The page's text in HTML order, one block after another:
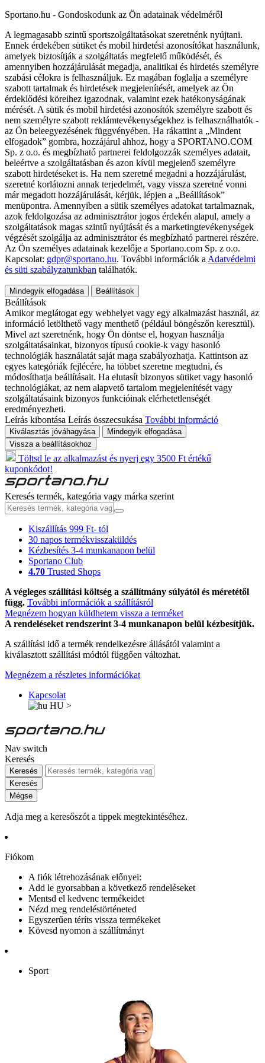
Sportano.hu - Gondoskodunk az Ön adatainak védelméről
A legmagasabb szintű sportszolgáltatásokat szeretnénk nyújtani.
Ennek érdekében sütiket és mobil hirdetési azonosítókat használunk,
amelyek biztosítják a szolgáltatás megfelelő működését, és
amennyiben hozzájárulását megadja, analitikai és hirdetés személyre
szabási célokra is felhasználjuk. Ez magában foglalja a személyre
szabott tartalmak és hirdetések megjelenítését, amelyek az Ön
érdeklődési köreihez igazodnak, valamint ezek hatékonyságának
mérését. A sütik és mobil hirdetési azonosítók személyre szabott és
nem személyre szabott reklámtevékenységekhez is felhasználhatók -
az Ön beleegyezésének függvényében. Ha rákattint a „Mindent
elfogadok” gombra, hozzájárul ahhoz, hogy a SPORTANO.COM
Sp. z o.o. és megbízható partnerei feldolgozzák személyes adatait,
beleértve a szolgáltatásban és azon kívül megjelenő személyre
szabott hirdetéseket is. Ha nem szeretné megadni a hozzájárulást,
szeretné korlátozni annak terjedelmét, vagy vissza szeretné vonni
már megadott hozzájárulását, kérjük, lépjen a „Beállítások”
menüpontra. Amennyiben a sütik személyes adatokat tartalmaznak,
azok feldolgozása az adminisztrátor jogos érdekén alapul, amely a
szolgáltatások magas szintű nyújtását és a marketingtevékenységek
végzését szolgálja az adminisztrátor és megbízható partnerei részére.
Az Ön személyes adatainak kezelője a Sportano.com Sp. z o.o.
Kapcsolat: gdpr@sportano.hu. További információk a Adatvédelmi
és süti szabályzatunkban találhatók.
Mindegyik elfogadása Beállítások
Beállítások
Amikor meglátogat egy webhelyet vagy egy alkalmazást használ, az
információ letölthető vagy menthető (például böngészőn keresztül).
Mivel azt szeretnénk, hogy Ön döntse el, hogyan használja
szolgáltatásainkat, bizonyos típusú cookie-k vagy hasonló
technológiák használatát saját maga szabályozhatja. Kattintson az
egyes kategóriák fejlécére, ha többet szeretne megtudni, és
módosíthatja beállításait. Ha elutasít bizonyos sütiket vagy hasonló
technológiákat, az nem alapvető tartalom megjelenítését vagy
szolgáltatásaink bizonyos funkcióinak elérhetetlenségét
eredményezheti.
Leírás kibontása Leírás összecsukása További információ
Kiválasztás jóváhagyása
Mindegyik elfogadása
Vissza a beállításokhoz
Töltsd le az alkalmazást és nyerj egy 3500 Ft értékű
kuponkódot!
Keresés termék, kategória vagy márka szerint
Kiszállítás 999 Ft- tól
30 napos termékvisszaküldés
Kézbesítés 3-4 munkanapon belül
Sportano Club
4.70 Trusted Shops
A végleges szállítási költség a szállítmány súlyától és méretétől
függ. További információk a szállításról
Megnézem hogyan küldhetem vissza a terméket
A rendeléseket rendszerint 3-4 munkanapon belül kézbesítjük.
A szállítási idő a termék rendelkezésre állásától valamint a
kiválasztott szállítási módtól függően változhat.
Megnézem a részletes információkat
Kapcsolat
HU >
Nav switch
Keresés
Keresés
Keresés
Mégse
Adja meg a keresőszót a tippek megtekintéséhez.
Fiókom
A fiók létrehozásának előnyei:
Add le gyorsabban a következő rendeléseket
Mentsd el kedvenc termékeidet
Nézd meg rendeléstörténeted
Egyszerűen téríts vissza termékeket
Kövesd nyomon a szállítmányt
Sport